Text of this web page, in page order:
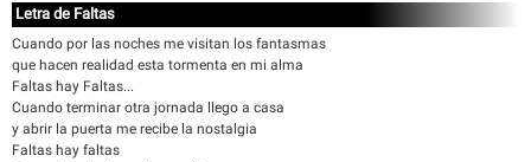
Letra de Faltas
Cuando por las noches me visitan los fantasmas
que hacen realidad esta tormenta en mi alma
Faltas hay Faltas...
Cuando terminar otra jornada llego a casa
y abrir la puerta me recibe la nostalgia
Faltas hay faltas